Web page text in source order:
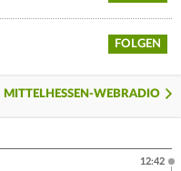
FOLGEN
MITTELHESSEN-WEBRADIO
12:42